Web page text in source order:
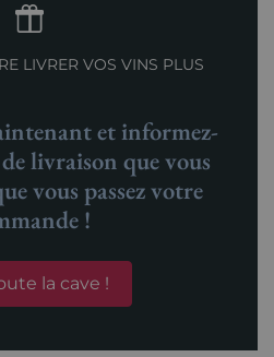
LIVRER VOS VINS PLUS
et informez-
livraison que vous
vous passez votre
!
la cave !